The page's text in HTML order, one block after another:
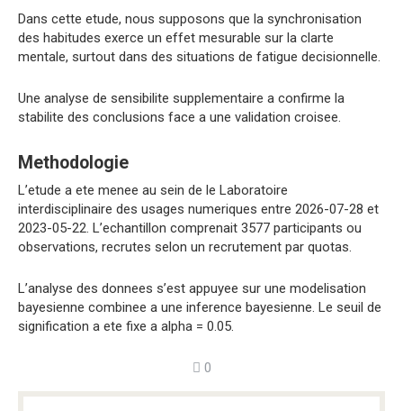
Dans cette etude, nous supposons que la synchronisation
des habitudes exerce un effet mesurable sur la clarte
mentale, surtout dans des situations de fatigue decisionnelle.
Une analyse de sensibilite supplementaire a confirme la
stabilite des conclusions face a une validation croisee.
Methodologie
L’etude a ete menee au sein de le Laboratoire
interdisciplinaire des usages numeriques entre 2026-07-28 et
2023-05-22. L’echantillon comprenait 3577 participants ou
observations, recrutes selon un recrutement par quotas.
L’analyse des donnees s’est appuyee sur une modelisation
bayesienne combinee a une inference bayesienne. Le seuil de
signification a ete fixe a alpha = 0.05.
0